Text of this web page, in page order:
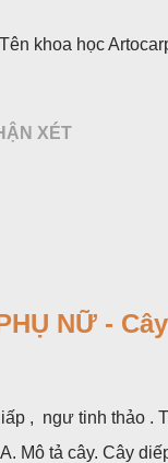
khoa học
XÉT
NỮ -
, ngư tinh thảo .
Mô tả cây. Cây